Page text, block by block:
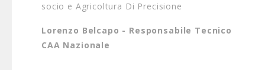
socio e Agricoltura Di Precisione
Lorenzo Belcapo - Responsabile Tecnico
CAA Nazionale